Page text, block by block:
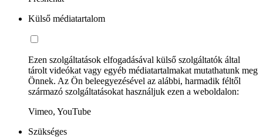
Külső médiatartalom
Ezen szolgáltatások elfogadásával külső szolgáltatók által
tárolt videókat vagy egyéb médiatartalmakat mutathatunk meg
Önnek. Az Ön beleegyezésével az alábbi, harmadik féltől
származó szolgáltatásokat használjuk ezen a weboldalon:
Vimeo, YouTube
Szükséges